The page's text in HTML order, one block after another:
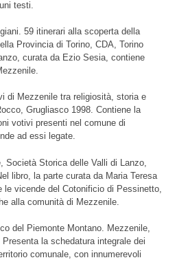
testi.
59 itinerari alla scoperta della
Provincia di Torino, CDA, Torino
curata da Ezio Sesia, contiene
di Mezzenile tra religiosità, storia e
Grugliasco 1998. Contiene la
votivi presenti nel comune di
ad essi legate.
Società Storica delle Valli di Lanzo,
libro, la parte curata da Maria Teresa
le vicende del Cotonificio di Pessinetto,
alla comunità di Mezzenile.
del Piemonte Montano. Mezzenile,
Presenta la schedatura integrale dei
comunale, con innumerevoli